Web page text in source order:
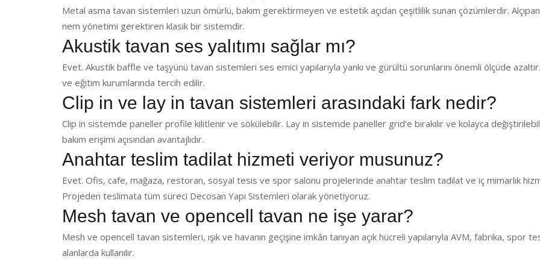
Metal asma tavan sistemleri uzun ömürlü, bakım gerektirmeyen ve estetik açıdan çeşitlilik sunan çözümlerdir.
nem yönetimi gerektiren klasik bir sistemdir.
Akustik tavan ses yalıtımı sağlar mı?
Evet. Akustik baffle ve taşyünü tavan sistemleri ses emici yapılarıyla yankı ve gürültü sorunlarını önemli ölçüde
ve eğitim kurumlarında tercih edilir.
Clip in ve lay in tavan sistemleri arasındaki fark nedir?
Clip in sistemde paneller profile kilitlenir ve sökülebilir. Lay in sistemde paneller grid'e bırakılır ve kolayca
bakım erişimi açısından avantajlıdır.
Anahtar teslim tadilat hizmeti veriyor musunuz?
Evet. Ofis, cafe, mağaza, restoran, sosyal tesis ve spor salonu projelerinde anahtar teslim tadilat ve iç mimarlık
Projeden teslimata tüm süreci Decosan Yapı Sistemleri olarak yönetiyoruz.
Mesh tavan ve opencell tavan ne işe yarar?
Mesh ve opencell tavan sistemleri, ışık ve havanın geçişine imkân tanıyan açık hücreli yapılarıyla AVM, fabrika, spor
alanlarda kullanılır.